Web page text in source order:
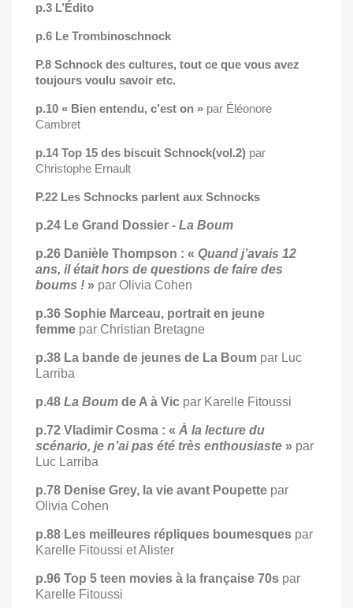
p.3 L’Édito
p.6 Le Trombinoschnock
P.8 Schnock des cultures, tout ce que vous avez
toujours voulu savoir etc.
p.10 « Bien entendu, c’est on » par Éléonore
Cambret
p.14 Top 15 des biscuit Schnock(vol.2) par
Christophe Ernault
P.22 Les Schnocks parlent aux Schnocks
p.24 Le Grand Dossier - La Boum
p.26 Danièle Thompson : « Quand j’avais 12
ans, il était hors de questions de faire des
boums ! » par Olivia Cohen
p.36 Sophie Marceau, portrait en jeune
femme par Christian Bretagne
p.38 La bande de jeunes de La Boum par Luc
Larriba
p.48 La Boum de A à Vic par Karelle Fitoussi
p.72 Vladimir Cosma : « À la lecture du
scénario, je n’ai pas été très enthousiaste » par
Luc Larriba
p.78 Denise Grey, la vie avant Poupette par
Olivia Cohen
p.88 Les meilleures répliques boumesques par
Karelle Fitoussi et Alister
p.96 Top 5 teen movies à la française 70s par
Karelle Fitoussi